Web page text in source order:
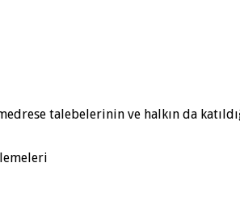
talebelerinin ve halkın da